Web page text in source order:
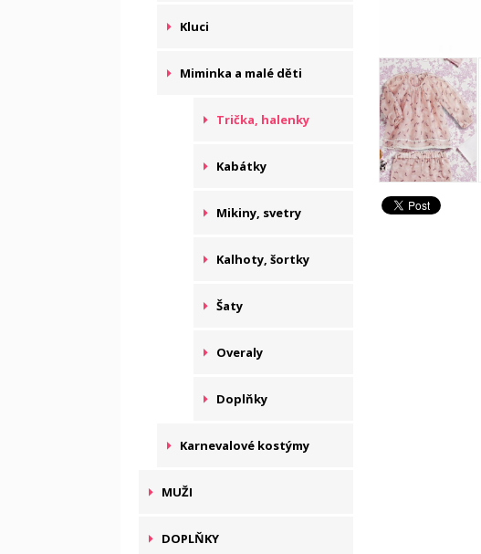
Kluci
Miminka a malé děti
Trička, halenky
Kabátky
Mikiny, svetry
Kalhoty, šortky
Šaty
Overaly
Doplňky
Karnevalové kostýmy
MUŽI
DOPLŇKY